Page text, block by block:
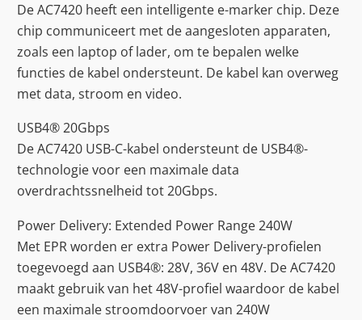
De AC7420 heeft een intelligente e-marker chip. Deze
chip communiceert met de aangesloten apparaten,
zoals een laptop of lader, om te bepalen welke
functies de kabel ondersteunt. De kabel kan overweg
met data, stroom en video.
USB4® 20Gbps
De AC7420 USB-C-kabel ondersteunt de USB4®-
technologie voor een maximale data
overdrachtssnelheid tot 20Gbps.
Power Delivery: Extended Power Range 240W
Met EPR worden er extra Power Delivery-profielen
toegevoegd aan USB4®: 28V, 36V en 48V. De AC7420
maakt gebruik van het 48V-profiel waardoor de kabel
een maximale stroomdoorvoer van 240W